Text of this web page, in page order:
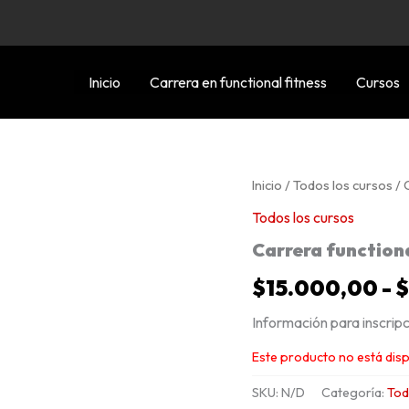
Inicio
Carrera en functional fitness Cursos
Inicio /Todos los cursos /
Todos los cursos
Carrera
$15.000,00 - $
Información para
Este producto no está
SKU:N/D Categoría: